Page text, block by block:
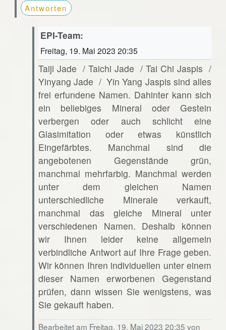
Antworten
EPI-Team:
Freitag, 19. Mai 2023 20:35
Taiji Jade / Taichi Jade / Tai Chi Jaspis /
Yinyang Jade / Yin Yang Jaspis sind alles
frei erfundene Namen. Dahinter kann sich
ein beliebiges Mineral oder Gestein
verbergen oder auch schlicht eine
Glasimitation oder etwas künstlich
Eingefärbtes. Manchmal sind die
angebotenen Gegenstände grün,
manchmal mehrfarbig. Manchmal werden
unter dem gleichen Namen
unterschiedliche Minerale verkauft,
manchmal das gleiche Mineral unter
verschiedenen Namen. Deshalb können
wir Ihnen leider keine allgemein
verbindliche Antwort auf Ihre Frage geben.
Wir können Ihren individuellen unter einem
dieser Namen erworbenen Gegenstand
prüfen, dann wissen Sie wenigstens, was
Sie gekauft haben.
Bearbeitet am Freitag, 19. Mai 2023 20:35 von